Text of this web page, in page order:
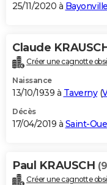
25/11/2020 à
Claude
Créer une cagnotte
Naissance
13/10/1939 à Taverny(
Décès
17/04/2019 à Saint-
Paul KRAUSCH
Créer une cagnotte